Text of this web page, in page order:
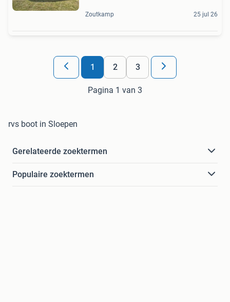
Zoutkamp 25 jul 26
1 2 3
Pagina 1 van 3
rvs boot in Sloepen
Gerelateerde zoektermen
Populaire zoektermen